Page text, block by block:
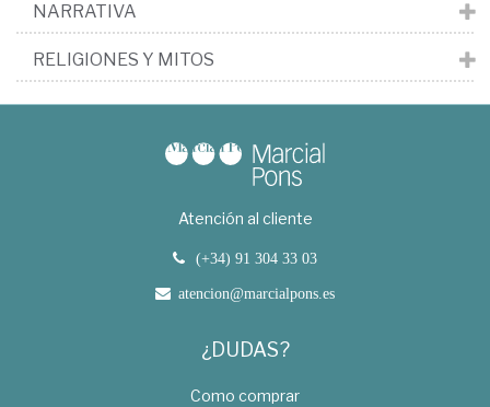
NARRATIVA
RELIGIONES Y MITOS
Atención al cliente
(+34) 91 304 33 03
atencion@marcialpons.es
¿DUDAS?
Como comprar